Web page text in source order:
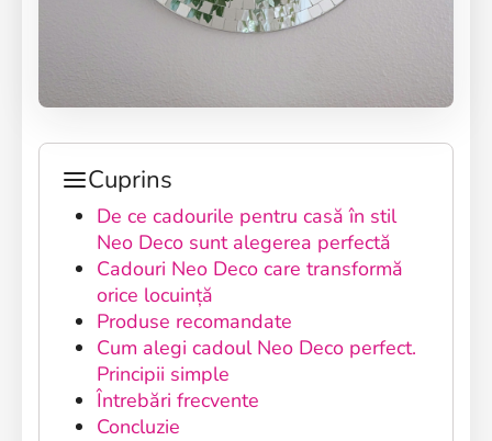
Cuprins
De ce cadourile pentru casă în stil
Neo Deco sunt alegerea perfectă
Cadouri Neo Deco care transformă
orice locuință
Produse recomandate
Cum alegi cadoul Neo Deco perfect.
Principii simple
Întrebări frecvente
Concluzie